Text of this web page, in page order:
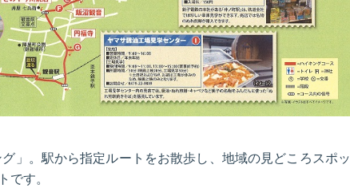
」。駅から指定ルートをお散歩し、地域の見どころスポッ
です。